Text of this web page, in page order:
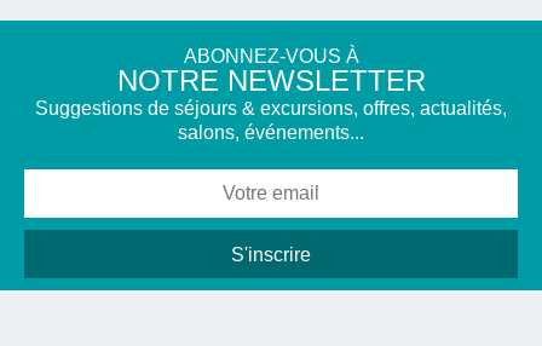
ABONNEZ-VOUS À
NOTRE NEWSLETTER
Suggestions de séjours & excursions, offres, actualités,
salons, événements...